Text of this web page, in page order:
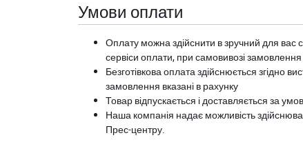
Умови оплати
Оплату можна здійснити в зручний для вас
сервіси оплати, при самовивозі
Безготівкова оплата здійснюється згідно
замовлення вказані в рахунку
Товар відпускається і доставляється за
Наша компанія надає можливість
Прес-центру.